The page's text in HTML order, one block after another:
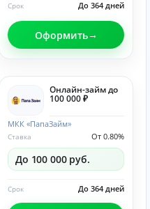
До 364 дней
Срок
Оформить
Онлайн-займ до
100 000 ₽
МКК «ПапаЗайм»
От 0.80%
Ставка
До 100 000 руб.
До 364 дней
Срок